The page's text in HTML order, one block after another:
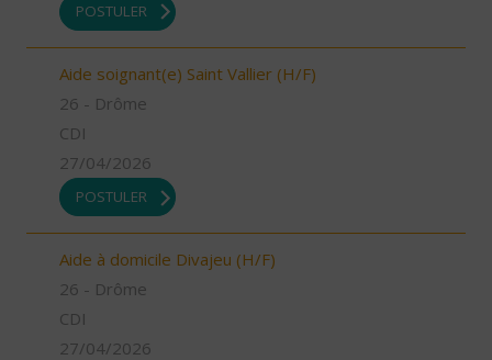
POSTULER
Aide soignant(e) Saint Vallier (H/F)
26 - Drôme
CDI
27/04/2026
POSTULER
Aide à domicile Divajeu (H/F)
26 - Drôme
CDI
27/04/2026